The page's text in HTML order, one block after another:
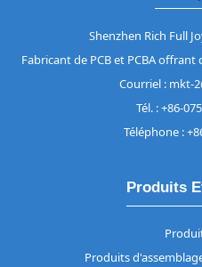
Shenzhen Rich Full
Fabricant de PCB et PCBA
Courriel : mkt-
Tél. : +86-
Téléphone :
Produits
Produits